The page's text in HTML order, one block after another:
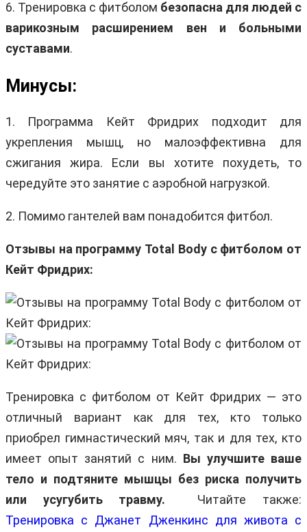
6. Тренировка с фитболом безопасна для людей с
варикозным расширением вен и больными
суставами.
Минусы:
1. Программа Кейт Фридрих подходит для
укрепления мышц, но малоэффективна для
сжигания жира. Если вы хотите похудеть, то
чередуйте это занятие с аэробной нагрузкой.
2. Помимо гантелей вам понадобится фитбол.
Отзывы на программу Total Body с фитболом от
Кейт Фридрих:
Тренировка с фитболом от Кейт Фридрих — это
отличный вариант как для тех, кто только
приобрел гимнастический мяч, так и для тех, кто
имеет опыт занятий с ним. Вы улучшите ваше
тело и подтяните мышцы без риска получить
или усугубить травму. Читайте также:
Тренировка с Джанет Дженкинс для живота с